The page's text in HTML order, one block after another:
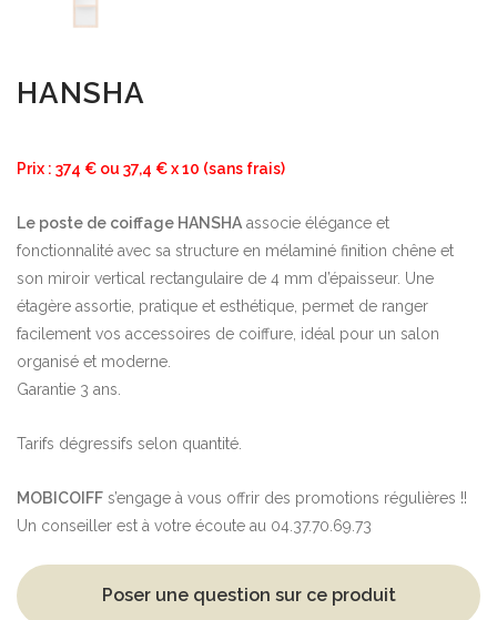
HANSHA
Prix : 374 € ou 37,4 € x 10 (sans frais)
Le poste de coiffage HANSHA associe élégance et
fonctionnalité avec sa structure en mélaminé finition chêne et
son miroir vertical rectangulaire de 4 mm d’épaisseur. Une
étagère assortie, pratique et esthétique, permet de ranger
facilement vos accessoires de coiffure, idéal pour un salon
organisé et moderne.
Garantie 3 ans.
Tarifs dégressifs selon quantité.
MOBICOIFF s’engage à vous offrir des promotions régulières !!
Un conseiller est à votre écoute au 04.37.70.69.73
Poser une question sur ce produit